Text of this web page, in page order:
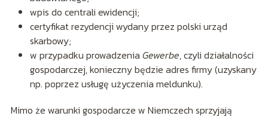
wpis do centrali ewidencji;
certyfikat rezydencji wydany przez polski urząd
skarbowy;
w przypadku prowadzenia Gewerbe, czyli działalności
gospodarczej, konieczny będzie adres firmy (uzyskany
np. poprzez usługę użyczenia meldunku).
Mimo że warunki gospodarcze w Niemczech sprzyjają